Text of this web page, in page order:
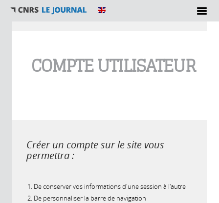
COMPTE UTILISATEUR
Créer un compte sur le site vous
permettra :
De conserver vos informations d'une session à l'autre
De personnaliser la barre de navigation